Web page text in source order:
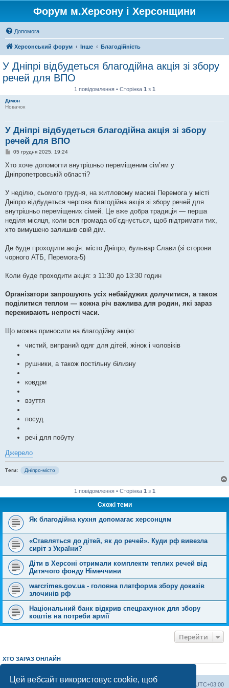
Цей вебсайт використовує cookie, щоб
Форум м.Херсону і Херсонщини
Допомога
Херсонський форум Інше Благодійність
У Дніпрі відбудеться благодійна акція зі збору
речей для ВПО
1 повідомлення • Сторінка 1 з 1
Дімон
Новачок
У Дніпрі відбудеться благодійна акція зі збору
речей для ВПО
П
в
д
л
е
н
я
05 грудня 2025, 19:24
Хто хоче допомогти внутрішньо переміщеним сім’ям у
Дніпропетровській області?
У неділю, сьомого грудня, на житловому масиві Перемога у місті
Дніпро відбудеться чергова благодійна акція зі збору речей для
внутрішньо переміщених сімей. Це вже добра традиція — перша
неділя місяця, коли вся громада об’єднується, щоб підтримати тих,
хто вимушено залишив свій дім.
Де буде проходити акція: місто Дніпро, бульвар Слави (зі сторони
чорного АТБ, Перемога-5)
Коли буде проходити акція: з 11:30 до 13:30 годин
Організатори запрошують усіх небайдужих долучитися, а також
поділитися теплом — кожна річ важлива для родин, які зараз
переживають непрості часи.
Що можна приносити на благодійну акцію:
чистий, випраний одяг для дітей, жінок і чоловіків
рушники, а також постільну білизну
ковдри
взуття
посуд
речі для побуту
Джерело
Теги: Дніпро-місто
1 повідомлення • Сторінка 1 з 1
Схожі теми
Як благодійна кухня допомагає херсонцям
«Ставляться до дітей, як до речей». Куди рф вивезла
сиріт з України?
Діти в Херсоні отримали комплекти теплих речей від
Дитячого фонду Німеччини
warcrimes.gov.ua - головна платформа збору доказів
злочинів рф
Національний банк відкрив спецрахунок для збору
коштів на потреби армії
Перейти
ХТО ЗАРАЗ ОНЛАЙН
Херсонський форум UTC+03:00
Команда